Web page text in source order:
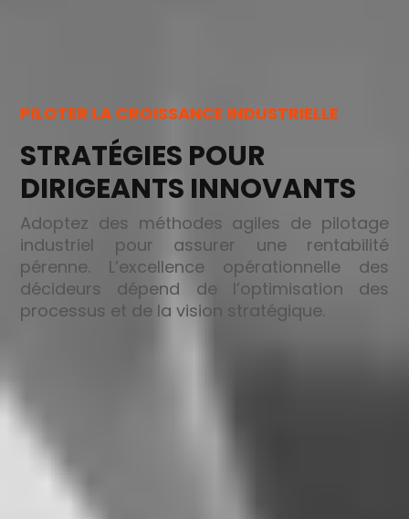
PILOTER LA CROISSANCE INDUSTRIELLE
STRATÉGIES POUR
DIRIGEANTS INNOVANTS
Adoptez des méthodes agiles de pilotage
industriel pour assurer une rentabilité
pérenne. L’excellence opérationnelle des
décideurs dépend de l’optimisation des
processus et de la vision stratégique.